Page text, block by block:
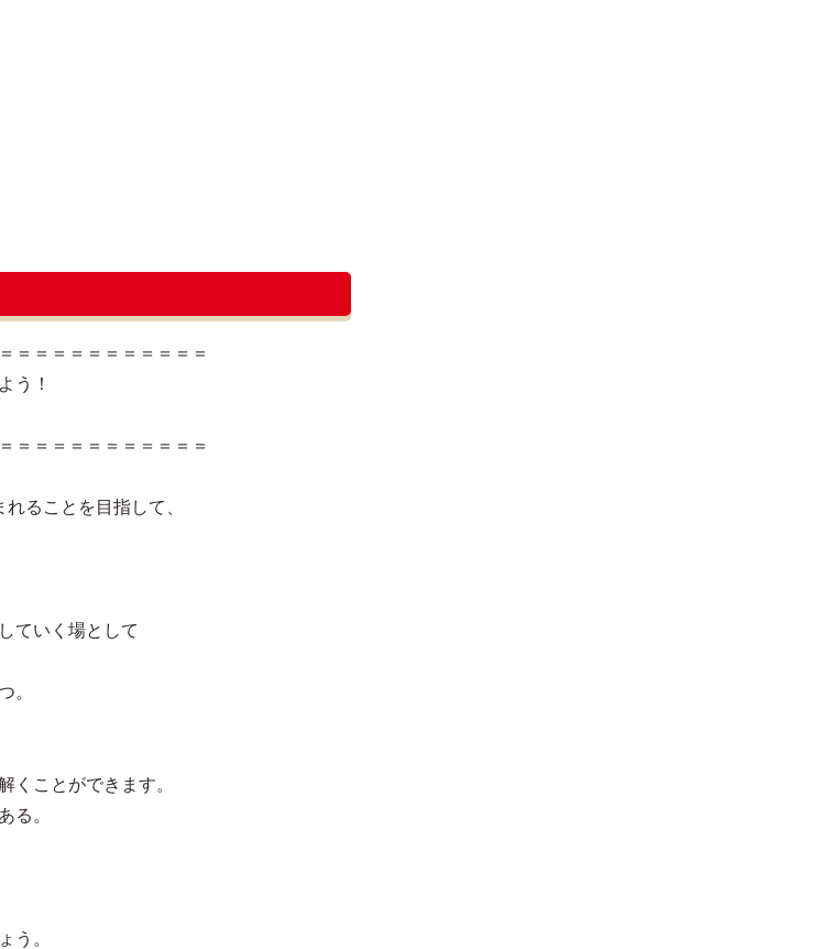
＝＝＝＝＝＝＝＝＝＝＝
う！
＝＝＝＝＝＝＝＝＝＝＝
ることを目指して、
ていく場として
。
くことができます。
る。
う。